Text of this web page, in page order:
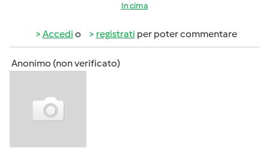
In cima
Accedi o registrati per poter commentare
Anonimo (non verificato)